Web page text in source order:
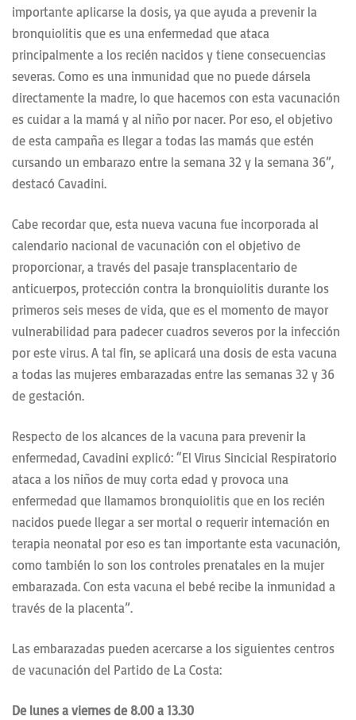
importante aplicarse la dosis, ya que ayuda a prevenir la
bronquiolitis que es una enfermedad que ataca
principalmente a los recién nacidos y tiene consecuencias
severas. Como es una inmunidad que no puede dársela
directamente la madre, lo que hacemos con esta vacunación
es cuidar a la mamá y al niño por nacer. Por eso, el objetivo
de esta campaña es llegar a todas las mamás que estén
cursando un embarazo entre la semana 32 y la semana 36”,
destacó Cavadini.
Cabe recordar que, esta nueva vacuna fue incorporada al
calendario nacional de vacunación con el objetivo de
proporcionar, a través del pasaje transplacentario de
anticuerpos, protección contra la bronquiolitis durante los
primeros seis meses de vida, que es el momento de mayor
vulnerabilidad para padecer cuadros severos por la infección
por este virus. A tal fin, se aplicará una dosis de esta vacuna
a todas las mujeres embarazadas entre las semanas 32 y 36
de gestación.
Respecto de los alcances de la vacuna para prevenir la
enfermedad, Cavadini explicó: “El Virus Sincicial Respiratorio
ataca a los niños de muy corta edad y provoca una
enfermedad que llamamos bronquiolitis que en los recién
nacidos puede llegar a ser mortal o requerir internación en
terapia neonatal por eso es tan importante esta vacunación,
como también lo son los controles prenatales en la mujer
embarazada. Con esta vacuna el bebé recibe la inmunidad a
través de la placenta”.
Las embarazadas pueden acercarse a los siguientes centros
de vacunación del Partido de La Costa:
De lunes a viernes de 8.00 a 13.30